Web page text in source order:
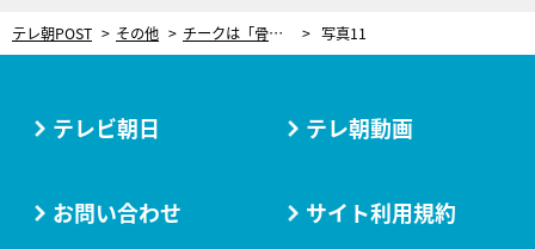
テレ朝POST その他 チークは「骨格にあわせてのせる」のが鉄則！くすみカラーがポイントの冬メイク 写真11
テレビ朝日 テレ朝動画
お問い合わせ サイト利用規約